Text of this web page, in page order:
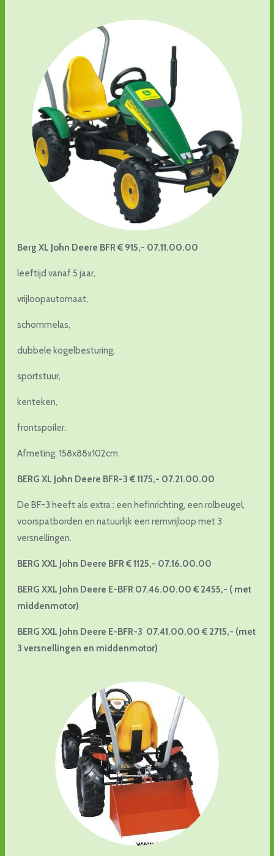
Berg XL John Deere BFR € 915,- 07.11.00.00
leeftijd vanaf 5 jaar,
vrijloopautomaat,
schommelas,
dubbele kogelbesturing,
sportstuur,
kenteken,
frontspoiler.
Afmeting: 158x88x102cm
BERG XL John Deere BFR-3 € 1175,- 07.21.00.00
De BF-3 heeft als extra : een hefinrichting, een rolbeugel,
voorspatborden en natuurlijk een remvrijloop met 3
versnellingen.
BERG XXL John Deere BFR € 1125,- 07.16.00.00
BERG XXL John Deere E-BFR 07.46.00.00 € 2455,- ( met
middenmotor)
BERG XXL John Deere E-BFR-3 07.41.00.00 € 2715,- (met
3 versnellingen en middenmotor)